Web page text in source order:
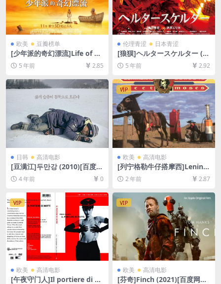
欧美 豆瓣榜单
[少年派的奇幻漂流]Life of Pi
(2012)[百度网盘+迅雷云盘资
源1080P超清][MP4/8.3GB]
[中英字幕]
5 年前 2.85
伦理青涩 日本青涩
[狼狈]ヘルタースケルター (2
012)完整版[百度网盘+迅雷云
盘资源1080P超清未删减][MP
4/7.5GB][原声中日双语字幕]
【视频文件+防和谐压缩包
（含解压密码）】
5 年前 2.92
日韩 高清电影
[豆满江]두만강 (2010)[百度网
盘+迅雷云盘资源720P高清未
删减][MP4/4.4GB][韩语中字]
4 年前 0
VIP
欧美 高清电影
[列宁格勒牛仔搭摩西]Lening
rad Cowboys Meet Moses
(1994)[百度网盘+夸克网盘10
线播放/下载][MP4/6.2GB][中
文字幕]
2 年前 2.87
VIP
欧美 高清电影
[午夜守门人]Il portiere di no
VIP
欧美 高清电影
[芬奇]Finch (2021)[百度网盘